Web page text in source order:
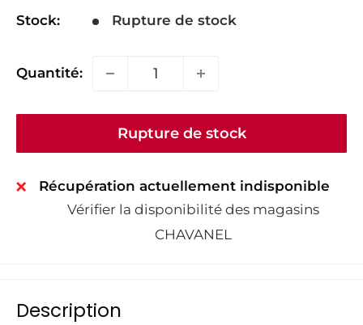
Stock: Rupture de stock
Quantité:
Rupture de stock
Récupération actuellement indisponible
Vérifier la disponibilité des magasins
CHAVANEL
Description